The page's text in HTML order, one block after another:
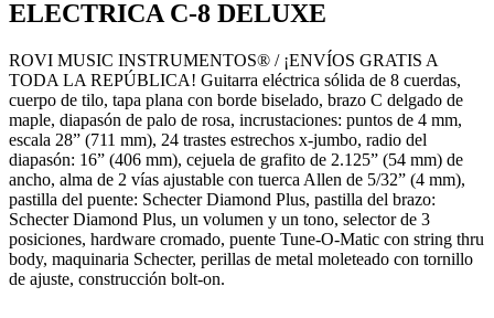
ELECTRICA C-8 DELUXE
ROVI MUSIC INSTRUMENTOS® / ¡ENVÍOS GRATIS A
TODA LA REPÚBLICA! Guitarra eléctrica sólida de 8 cuerdas,
cuerpo de tilo, tapa plana con borde biselado, brazo C delgado de
maple, diapasón de palo de rosa, incrustaciones: puntos de 4 mm,
escala 28” (711 mm), 24 trastes estrechos x-jumbo, radio del
diapasón: 16” (406 mm), cejuela de grafito de 2.125” (54 mm) de
ancho, alma de 2 vías ajustable con tuerca Allen de 5/32” (4 mm),
pastilla del puente: Schecter Diamond Plus, pastilla del brazo:
Schecter Diamond Plus, un volumen y un tono, selector de 3
posiciones, hardware cromado, puente Tune-O-Matic con string thru
body, maquinaria Schecter, perillas de metal moleteado con tornillo
de ajuste, construcción bolt-on.